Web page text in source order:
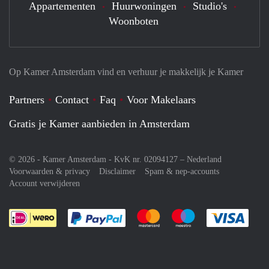
Op Kamer Amsterdam vind en verhuur je makkelijk je Kamer
Partners Contact Faq
Voor Makelaars
Gratis je Kamer aanbieden in Amsterdam
© 2026 - Kamer Amsterdam - KvK nr. 02094127 – Nederland
Voorwaarden & privacy
Disclaimer
Spam & nep-accounts
Account verwijderen
Je rekent gemakkelijk af met Paypal
Je rekent gemakkelijk af met
Je rekent
Appartementen Huurwoningen
Studio's
Woonboten